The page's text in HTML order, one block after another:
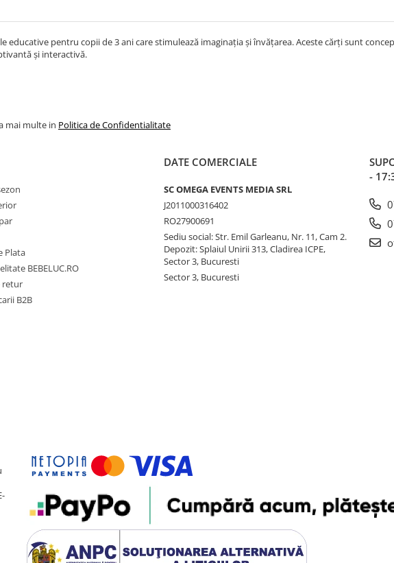
educative pentru copii de 3 ani care stimulează imaginația și învățarea. Aceste cărți sunt
și interactivă.
mai multe in Politica de Confidentialitate
Plata
BEBELUC.RO
retur
B2B
DATE COMERCIALE
SC OMEGA EVENTS MEDIA SRL
J2011000316402
RO27900691
Sediu social: Str. Emil Garleanu, Nr. 11, Cam 2.
Depozit: Splaiul Unirii 313, Cladirea ICPE,
Sector 3, Bucuresti
Sector 3, Bucuresti
-